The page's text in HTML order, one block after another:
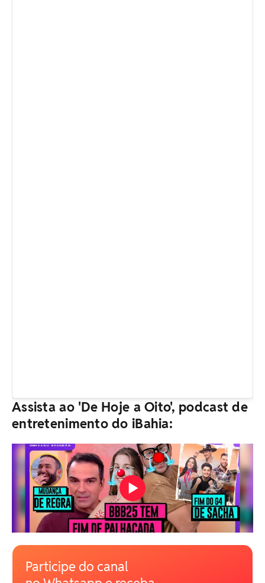
Assista ao 'De Hoje a Oito', podcast de
entretenimento do iBahia:
Participe do canal